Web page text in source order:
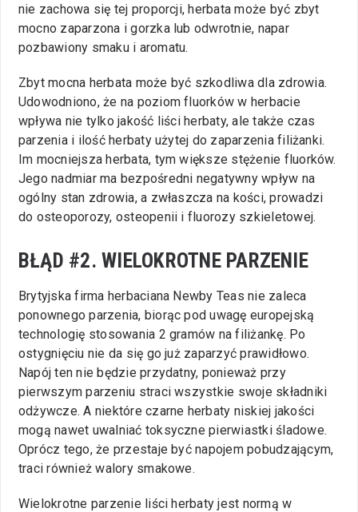
nie zachowa się tej proporcji, herbata może być zbyt
mocno zaparzona i gorzka lub odwrotnie, napar
pozbawiony smaku i aromatu.
Zbyt mocna herbata może być szkodliwa dla zdrowia.
Udowodniono, że na poziom fluorków w herbacie
wpływa nie tylko jakość liści herbaty, ale także czas
parzenia i ilość herbaty użytej do zaparzenia filiżanki.
Im mocniejsza herbata, tym większe stężenie fluorków.
Jego nadmiar ma bezpośredni negatywny wpływ na
ogólny stan zdrowia, a zwłaszcza na kości, prowadzi
do osteoporozy, osteopenii i fluorozy szkieletowej.
BŁĄD #2. WIELOKROTNE PARZENIE
Brytyjska firma herbaciana Newby Teas nie zaleca
ponownego parzenia, biorąc pod uwagę europejską
technologię stosowania 2 gramów na filiżankę. Po
ostygnięciu nie da się go już zaparzyć prawidłowo.
Napój ten nie będzie przydatny, ponieważ przy
pierwszym parzeniu straci wszystkie swoje składniki
odżywcze. A niektóre czarne herbaty niskiej jakości
mogą nawet uwalniać toksyczne pierwiastki śladowe.
Oprócz tego, że przestaje być napojem pobudzającym,
traci również walory smakowe.
Wielokrotne parzenie liści herbaty jest normą w